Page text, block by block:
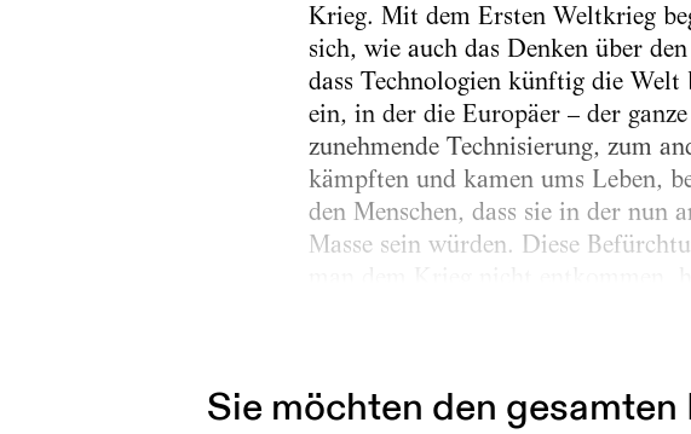
Krieg. Mit dem Ersten Weltkrieg
sich, wie auch das Denken über
dass Technologien künftig die
ein, in der die Europäer – der
zunehmende Technisierung, zum
kämpften und kamen ums Leben,
den Menschen, dass sie in der nun
Masse sein würden. Diese
Sie möchten den gesamten